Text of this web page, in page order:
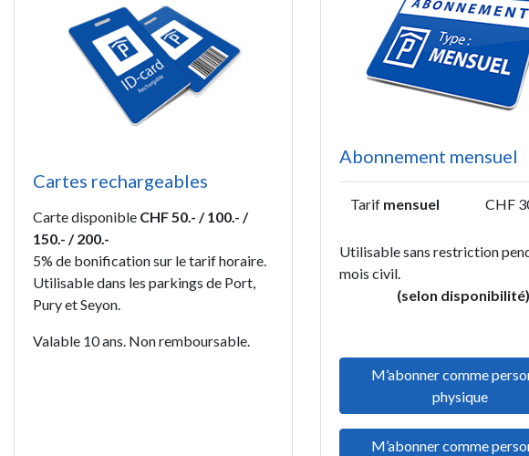
Cartes rechargeables
Carte disponible CHF 50.- / 100.- /
150.- / 200.-
5% de bonification sur le tarif horaire.
Utilisable dans les parkings de Port,
Pury et Seyon.
Valable 10 ans. Non remboursable.
Abonnement mensuel
Tarif mensuel CHF
Utilisable sans restriction
mois
(selon disponibilité)
M’abonner comme
physique
M’abonner comme